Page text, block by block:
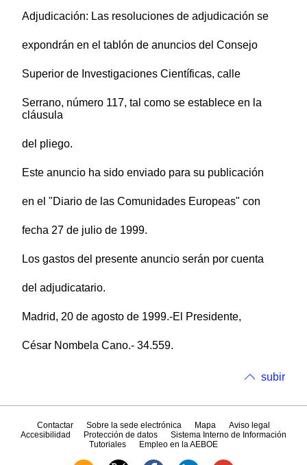
Adjudicación: Las resoluciones de adjudicación se
expondrán en el tablón de anuncios del Consejo
Superior de Investigaciones Científicas, calle
Serrano, número 117, tal como se establece en la
cláusula
del pliego.
Este anuncio ha sido enviado para su publicación
en el "Diario de las Comunidades Europeas" con
fecha 27 de julio de 1999.
Los gastos del presente anuncio serán por cuenta
del adjudicatario.
Madrid, 20 de agosto de 1999.-El Presidente,
César Nombela Cano.- 34.559.
subir
Contactar Sobre la sede electrónica Mapa
Aviso legal
Accesibilidad
Protección de datos
Sistema Interno de Información
Tutoriales
Empleo en la AEBOE